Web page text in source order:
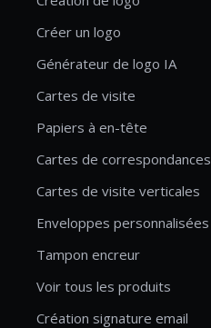
Créer un logo
Générateur de logo IA
Cartes de visite
Papiers à en-tête
Cartes de correspondances
Cartes de visite verticales
Enveloppes personnalisées
Tampon encreur
Voir tous les produits
Création signature email